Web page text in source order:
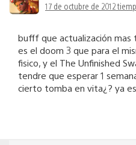
17 de octubre de 2012
bufff que actualización mas
es el doom 3 que para el
fisico, y el The Unfinished
tendre que esperar 1
cierto tomba en vita¿? ya